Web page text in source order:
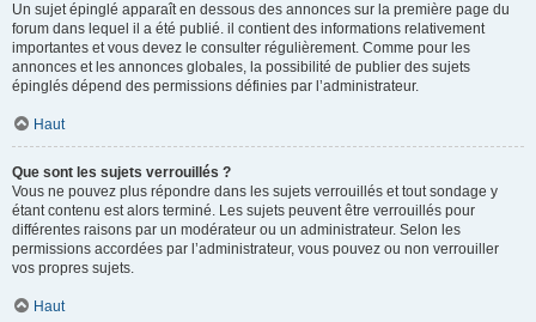
Un sujet épinglé apparaît en dessous des annonces sur la première page du
forum dans lequel il a été publié. il contient des informations relativement
importantes et vous devez le consulter régulièrement. Comme pour les
annonces et les annonces globales, la possibilité de publier des sujets
épinglés dépend des permissions définies par l’administrateur.
Haut
Que sont les sujets verrouillés ?
Vous ne pouvez plus répondre dans les sujets verrouillés et tout sondage y
étant contenu est alors terminé. Les sujets peuvent être verrouillés pour
différentes raisons par un modérateur ou un administrateur. Selon les
permissions accordées par l’administrateur, vous pouvez ou non verrouiller
vos propres sujets.
Haut